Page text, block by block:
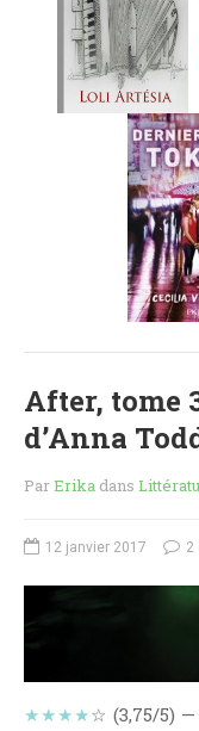
MES ARTICLES
MARION
MES FUTURES
LECTURES
MES CRITIQUES
MES ARTICLES
MES FUTURES
LECTURES
MES CRITIQUES
STEVEN
MES FUTURES
MES CRITIQUES
SWAPS & CHALLENGES
After, tome
d’Anna
ParErika dans
12 janvier 2017 2
★★★★☆ (3,75/5)